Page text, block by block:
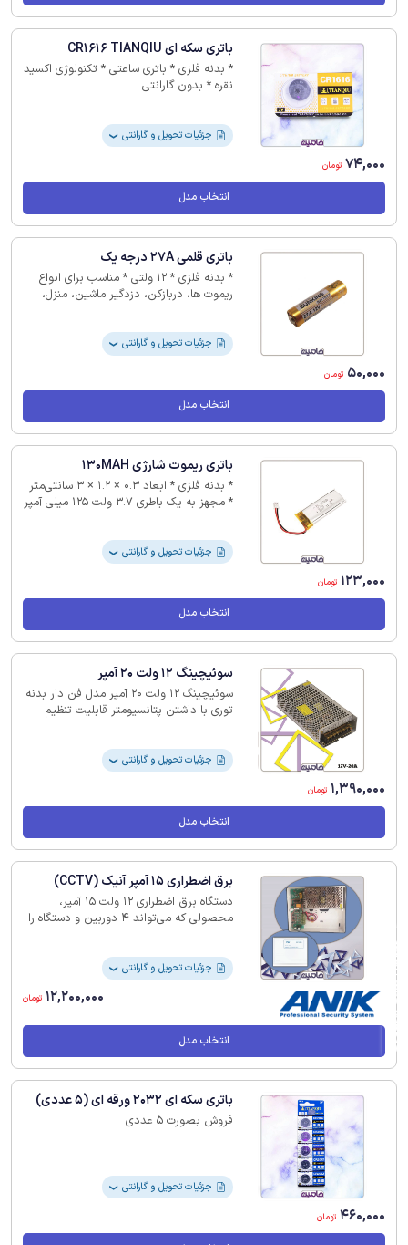
باتری سکه ای CR1616 TIANQIU
* بدنه فلزی * باتری ساعتی * تکنولوژی اکسید
نقره * بدون گارانتی
جزئیات تحویل و گارانتی ❯
74,000 تومان
انتخاب مدل
باتری قلمی 27A درجه یک
* بدنه فلزی * 12 ولتی * مناسب برای انواع
ریموت ها، دربازکن، دزدگیر ماشین، منزل،
جزئیات تحویل و گارانتی ❯
50,000 تومان
انتخاب مدل
باتری ریموت شارژی 130MAH
* بدنه فلزی * ابعاد 0.3 × 1.2 × 3 سانتی‌متر
* مجهز به یک باطری 3.7 ولت 125 میلی آمپر
جزئیات تحویل و گارانتی ❯
123,000 تومان
انتخاب مدل
سوئیچینگ 12 ولت 20 آمپر
سوئیچینگ 12 ولت 20 آمپر مدل فن دار بدنه
توری با داشتن پتانسیومتر قابلیت تنظیم
جزئیات تحویل و گارانتی ❯
1,390,000 تومان
انتخاب مدل
برق اضطراری 15 آمپر آنیک (CCTV)
دستگاه برق اضطراری 12 ولت 15 آمپر،
محصولی که می‌تواند 4 دوربین و دستگاه را
ساعت تامین ‏نماید.‏
جزئیات تحویل و گارانتی ❯
12,200,000 تومان
انتخاب مدل
باتری سکه ای 2032 ورقه ای (5 عددی)
فروش بصورت 5 عددی
جزئیات تحویل و گارانتی ❯
460,000 تومان
فیلترهای لیست محصولات